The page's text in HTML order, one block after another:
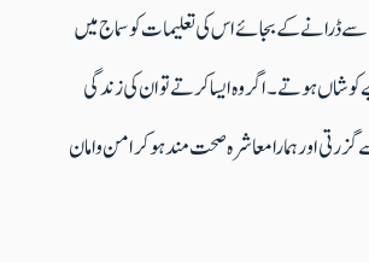
سے ڈرانے کے بجائے اس کی تعلیمات کوسماج میں
ہوتے ۔اگروہ ایسا کرتے توان کی زندگی
اورہمارا معاشرہ صحت مندہوکر امن وامان